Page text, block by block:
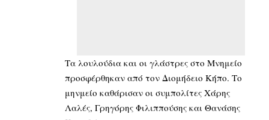
Τα λουλούδια και οι γλάστρες στο Μνημείο
προσφέρθηκαν από τον Διομήδειο Κήπο. Το
μηνμείο καθάρισαν οι συμπολίτες Χάρης
Λαλές, Γρηγόρης Φιλιππούσης και Θανάσης